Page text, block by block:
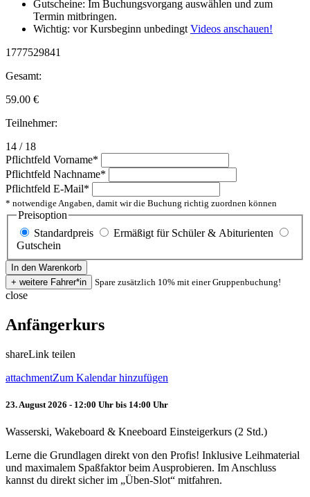
Gutscheine: Im Buchungsvorgang auswählen und zum
Termin mitbringen.
Wichtig: vor Kursbeginn unbedingtVideos anschauen!
1777529841
Gesamt:
59.00 €
Teilnehmer:
14 / 18
Pflichtfeld Vorname*
Pflichtfeld Nachname*
Pflichtfeld E-Mail*
* notwendige Angaben, damit wir die Buchung richtig zuordnen können
Preisoption
Standardpreis
Ermäßigt für Schüler & Abiturienten
Gutschein
Spare zusätzlich 10% mit einer Gruppenbuchung!
close
Anfängerkurs
shareLink teilen
attachmentZum Kalendar hinzufügen
23. August 2026 - 12:00 Uhr bis 14:00 Uhr
Wasserski, Wakeboard & Kneeboard Einsteigerkurs (2 Std.)
Lerne die Grundlagen direkt von den Profis! Inklusive Leihmaterial
und maximalem Spaßfaktor beim Ausprobieren. Im Anschluss
kannst du direkt sicher im „Üben-Slot“ mitfahren.